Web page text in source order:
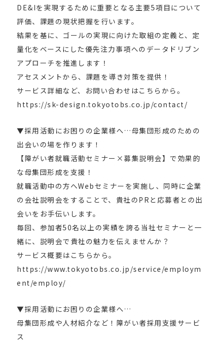
DE&Iを実現するために重要となる主要5項目について
評価、課題の現状把握を行います。
結果を基に、ゴールの実現に向けた取組の定義と、定
量化をベースにした優先注力事項へのデータドリブン
アプローチを推進します！
アセスメントから、課題を導き対策を提供！
サービス詳細など、お問い合わせはこちらから。
https://sk-design.tokyotobs.co.jp/contact/
▼採用活動にお困りの企業様へ…母集団形成のための
出会いの場を作ります！
【障がい者就職活動セミナー×募集説明会】で効果的
な母集団形成を支援！
就職活動中の方へWebセミナーを実施し、同時に企業
の会社説明会をすることで、貴社のPRと応募者との出
会いをお手伝いします。
毎回、参加者50名以上の実績を誇る当社セミナーと一
緒に、説明会で貴社の魅力を伝えませんか？
サービス概要はこちらから。
https://www.tokyotobs.co.jp/service/employm
ent/employ/
▼採用活動にお困りの企業様へ…
母集団形成や人材紹介など！障がい者採用支援サービ
ス